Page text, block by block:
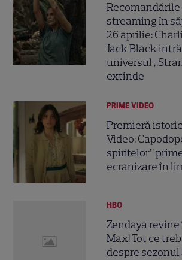
Recomandările
streaming în
26 aprilie:
Jack Black
universul
extinde
PRIME VIDEO
Premieră
Video:
spiritelor”
ecranizare în
HBO
Zendaya revine
Max! Tot ce
despre sezonul